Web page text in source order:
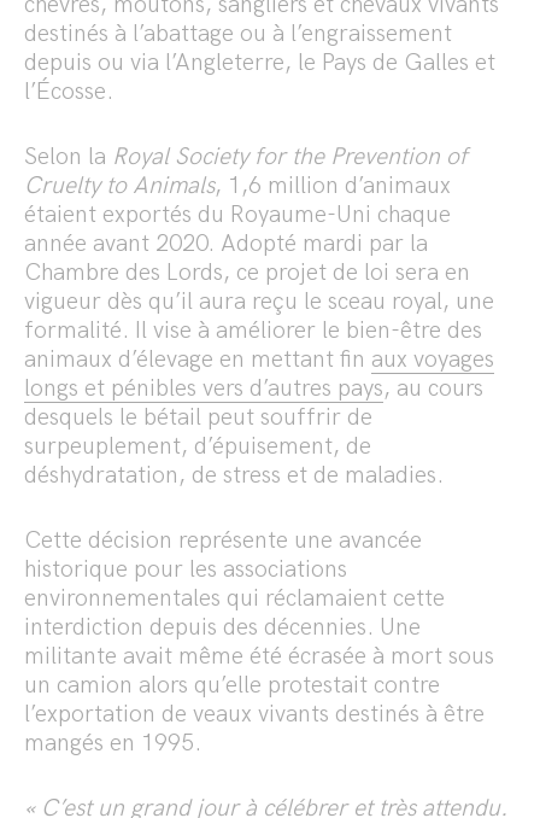
destinés à l’abattage ou à l’engraissement
depuis ou via l’Angleterre, le Pays de Galles et
l’Écosse.
Selon la Royal Society for the Prevention of
Cruelty to Animals, 1,6 million d’animaux
étaient exportés du Royaume-Uni chaque
année avant 2020. Adopté mardi par la
Chambre des Lords, ce projet de loi sera en
vigueur dès qu’il aura reçu le sceau royal, une
formalité. Il vise à améliorer le bien-être des
animaux d’élevage en mettant fin aux voyages
longs et pénibles vers d’autres pays, au cours
desquels le bétail peut souffrir de
surpeuplement, d’épuisement, de
déshydratation, de stress et de maladies.
Cette décision représente une avancée
historique pour les associations
environnementales qui réclamaient cette
interdiction depuis des décennies. Une
militante avait même été écrasée à mort sous
un camion alors qu’elle protestait contre
l’exportation de veaux vivants destinés à être
mangés en 1995.
« C’est un grand jour à célébrer et très attendu.